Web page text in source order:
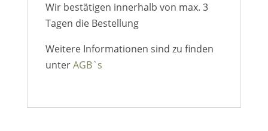
Wir bestätigen innerhalb von max. 3
Tagen die Bestellung
Weitere Informationen sind zu finden
unterAGB`s